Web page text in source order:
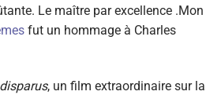
Le maître par excellence .Mon
fut un hommage à Charles
, un film extraordinaire sur la